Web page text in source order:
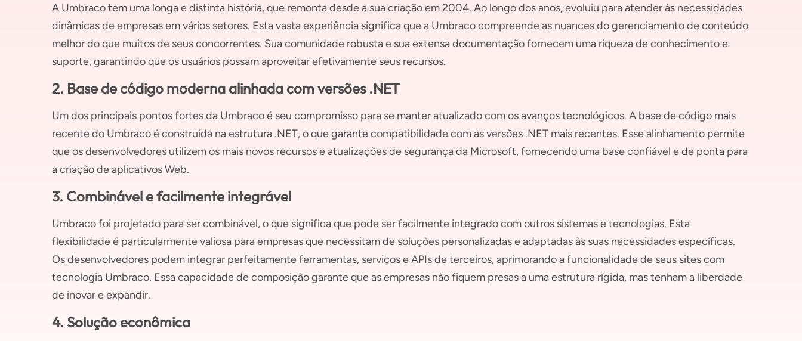
A Umbraco tem uma longa e distinta história, que remonta desde a sua criação em 2004. Ao longo dos anos, evoluiu para atender às necessidades
dinâmicas de empresas em vários setores. Esta vasta experiência significa que a Umbraco compreende as nuances do gerenciamento de conteúdo
melhor do que muitos de seus concorrentes. Sua comunidade robusta e sua extensa documentação fornecem uma riqueza de conhecimento e
suporte, garantindo que os usuários possam aproveitar efetivamente seus recursos.
2. Base de código moderna alinhada com versões .NET
Um dos principais pontos fortes da Umbraco é seu compromisso para se manter atualizado com os avanços tecnológicos. A base de código mais
recente do Umbraco é construída na estrutura .NET, o que garante compatibilidade com as versões .NET mais recentes. Esse alinhamento permite
que os desenvolvedores utilizem os mais novos recursos e atualizações de segurança da Microsoft, fornecendo uma base confiável e de ponta para
a criação de aplicativos Web.
3. Combinável e facilmente integrável
Umbraco foi projetado para ser combinável, o que significa que pode ser facilmente integrado com outros sistemas e tecnologias. Esta
flexibilidade é particularmente valiosa para empresas que necessitam de soluções personalizadas e adaptadas às suas necessidades específicas.
Os desenvolvedores podem integrar perfeitamente ferramentas, serviços e APIs de terceiros, aprimorando a funcionalidade de seus sites com
tecnologia Umbraco. Essa capacidade de composição garante que as empresas não fiquem presas a uma estrutura rígida, mas tenham a liberdade
de inovar e expandir.
4. Solução econômica